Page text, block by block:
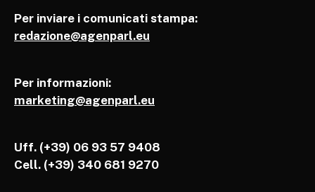
Per inviare i comunicati stampa:
redazione@agenparl.eu
Per informazioni:
marketing@agenparl.eu
Uff. (+39) 06 93 57 9408
Cell. (+39) 340 681 9270